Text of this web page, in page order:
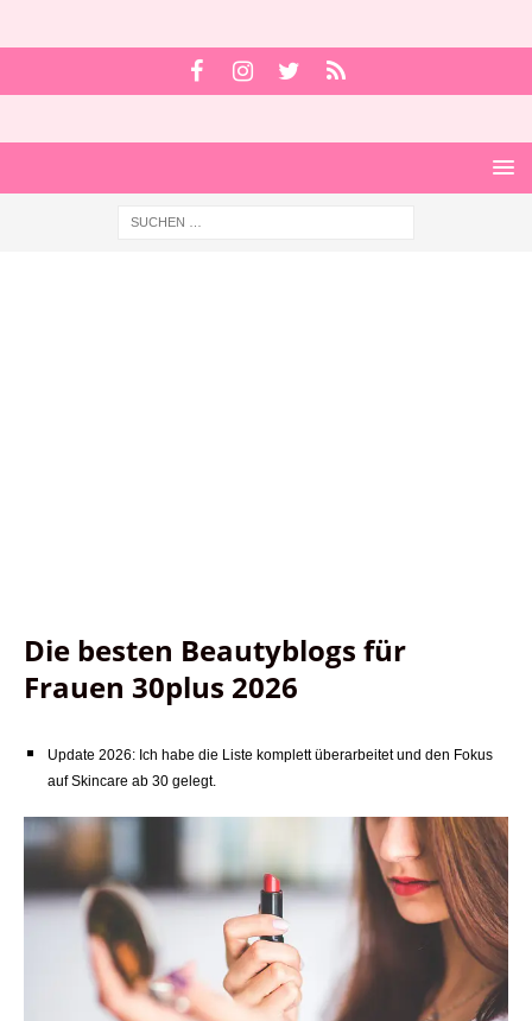
Die besten Beautyblogs für
Frauen 30plus 2026
Update 2026: Ich habe die Liste komplett überarbeitet und den Fokus
auf Skincare ab 30 gelegt.